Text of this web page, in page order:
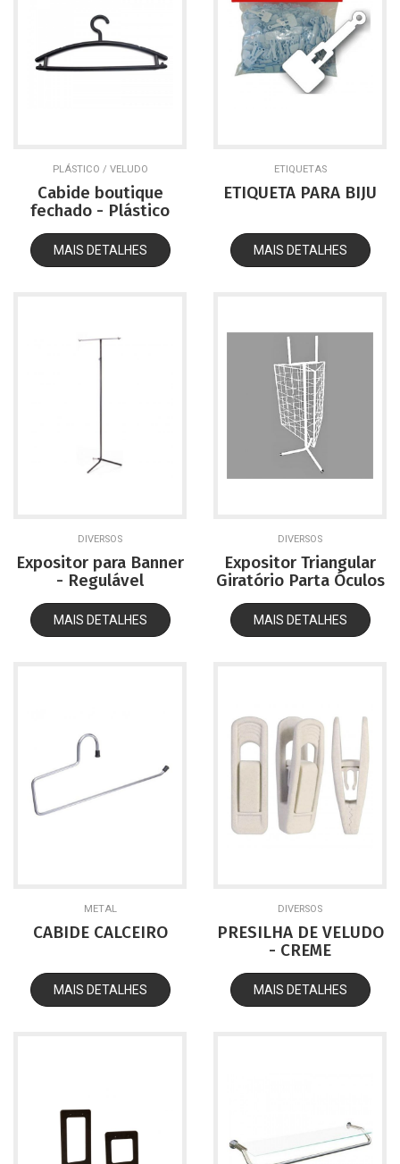
PLÁSTICO / VELUDO
Cabide boutique
fechado - Plástico
MAIS DETALHES
ETIQUETAS
ETIQUETA PARA BIJU
MAIS DETALHES
DIVERSOS
Expositor para Banner
- Regulável
MAIS DETALHES
DIVERSOS
Expositor Triangular
Giratório Parta Óculos
MAIS DETALHES
METAL
CABIDE CALCEIRO
MAIS DETALHES
DIVERSOS
PRESILHA DE VELUDO
- CREME
MAIS DETALHES